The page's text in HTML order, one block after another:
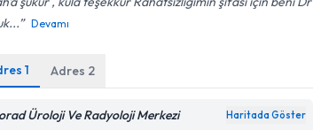
Devamı
1 Adres 2
Üroloji Ve Radyoloji Merkezi Haritada Göster